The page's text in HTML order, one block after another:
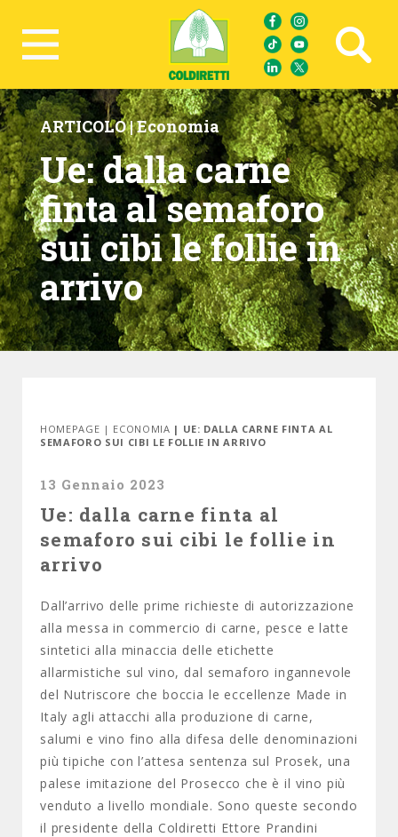
Ricerca avanzata
ARTICOLO |Economia
Ue: dalla carne
finta al semaforo
sui cibi le follie in
arrivo
HOMEPAGE | ECONOMIA | UE: DALLA CARNE FINTA AL
SEMAFORO SUI CIBI LE FOLLIE IN ARRIVO
13 Gennaio 2023
Ue: dalla carne finta al
semaforo sui cibi le follie in
arrivo
Dall’arrivo delle prime richieste di autorizzazione
alla messa in commercio di carne, pesce e latte
sintetici alla minaccia delle etichette
allarmistiche sul vino, dal semaforo ingannevole
del Nutriscore che boccia le eccellenze Made in
Italy agli attacchi alla produzione di carne,
salumi e vino fino alla difesa delle denominazioni
più tipiche con l’attesa sentenza sul Prosek, una
palese imitazione del Prosecco che è il vino più
venduto a livello mondiale. Sono queste secondo
il presidente della Coldiretti Ettore Prandini